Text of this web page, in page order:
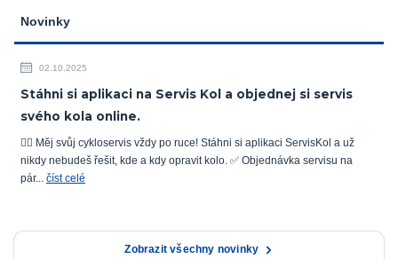
Novinky
02.10.2025
Stáhni si aplikaci na Servis Kol a objednej si servis
svého kola online.
🚴‍♂️ Měj svůj cykloservis vždy po ruce! Stáhni si aplikaci ServisKol a už
nikdy nebudeš řešit, kde a kdy opravit kolo. ✅ Objednávka servisu na
pár... číst celé
Zobrazit všechny novinky